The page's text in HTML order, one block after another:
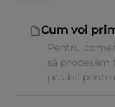
Cum voi
Pentru
să
posibil